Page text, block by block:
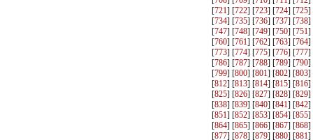
[721] [722] [723] [724] [725]
[734] [735] [736] [737] [738]
[747] [748] [749] [750] [751]
[760] [761] [762] [763] [764]
[773] [774] [775] [776] [777]
[786] [787] [788] [789] [790]
[799] [800] [801] [802] [803]
[812] [813] [814] [815] [816]
[825] [826] [827] [828] [829]
[838] [839] [840] [841] [842]
[851] [852] [853] [854] [855]
[864] [865] [866] [867] [868]
[877] [878] [879] [880] [881]